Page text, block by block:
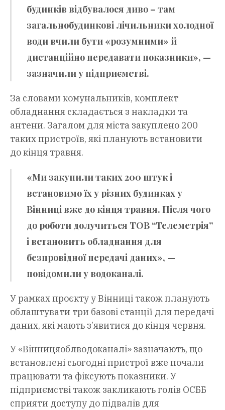
будинків відбувалося диво – там
загальнобудинкові лічильники холодної
води вчили бути «розумними» й
дистанційно передавати показники», —
зазначили у підприємстві.
За словами комунальників, комплект
обладнання складається з накладки та
антени. Загалом для міста закуплено 200
таких пристроїв, які планують встановити
до кінця травня.
«Ми закупили таких 200 штук і
встановимо їх у різних будинках у
Вінниці вже до кінця травня. Після чого
до роботи долучиться ТОВ “Телеметрія”
і встановить обладнання для
безпровідної передачі даних», —
повідомили у водоканалі.
У рамках проєкту у Вінниці також планують
облаштувати три базові станції для передачі
даних, які мають з’явитися до кінця червня.
У «Вінницяоблводоканалі» зазначають, що
встановлені сьогодні пристрої вже почали
працювати та фіксують показники. У
підприємстві також закликають голів ОСББ
сприяти доступу до підвалів для